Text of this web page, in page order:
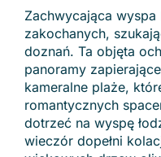
Zachwycająca wyspa
zakochanych,
doznań. Ta objęta
panoramy
kameralne plaże,
romantycznych
dotrzeć na wyspę
wieczór dopełni